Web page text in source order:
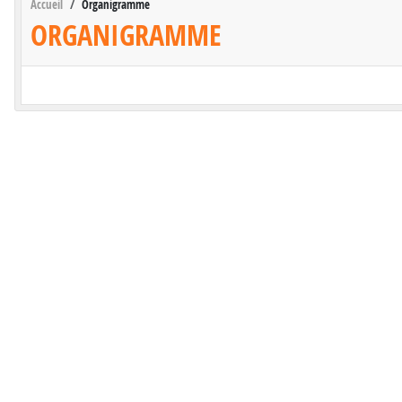
Accueil Organigramme
ORGANIGRAMME